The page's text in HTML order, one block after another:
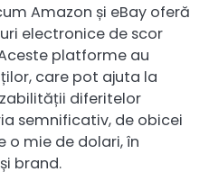
Amazon și eBay oferă
electronice de scor
platforme au
care pot ajuta la
diferitelor
semnificativ, de obicei
o mie de dolari, în
brand.